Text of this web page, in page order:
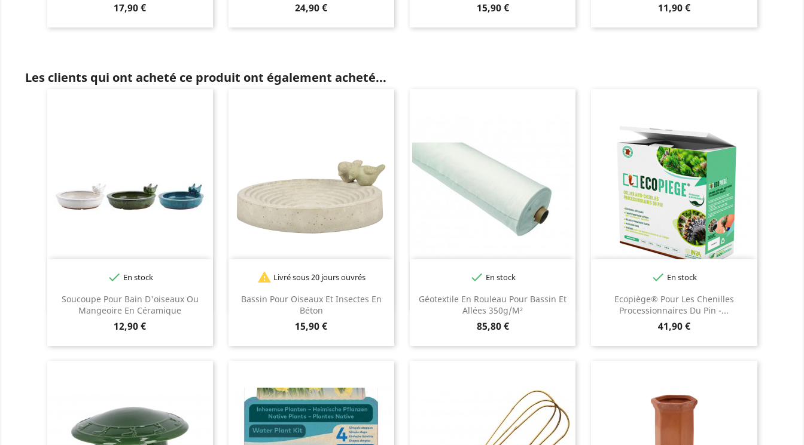
Prix
17,90 € Prix
24,90 € Prix
15,90 € Prix
11,90 €
Les clients qui ont acheté ce produit ont également acheté...
Soucoupe Pour Bain D'oiseaux Ou
Mangeoire En Céramique
Prix
12,90 €
 En stock
Blanc
Bleu
foncé
Vert
Bassin Pour Oiseaux Et Insectes En
Béton
Prix
15,90 €
 Livré sous 20 jours ouvrés
Géotextile En Rouleau Pour Bassin Et
Allées 350g/m²
Prix
85,80 €
 En stock
Ecopiège® Pour Les Chenilles
Processionnaires Du Pin -...
Prix
41,90 €
 En stock